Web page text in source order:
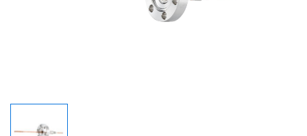
ダウンロードする